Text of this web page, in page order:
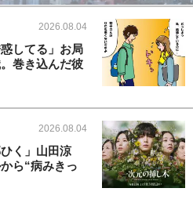
2026.08.04
惑してる」お局
巻き込んだ彼
2026.08.04
ひく」山田涼
ら“病みきっ